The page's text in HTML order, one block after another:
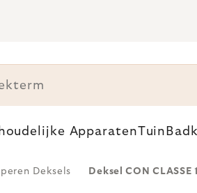
ApparatenTuin
Deksels Deksel CON